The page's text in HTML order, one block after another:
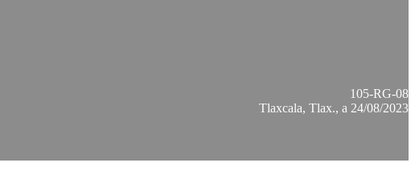
105-RG-08
Tlaxcala, Tlax., a 24/08/2023